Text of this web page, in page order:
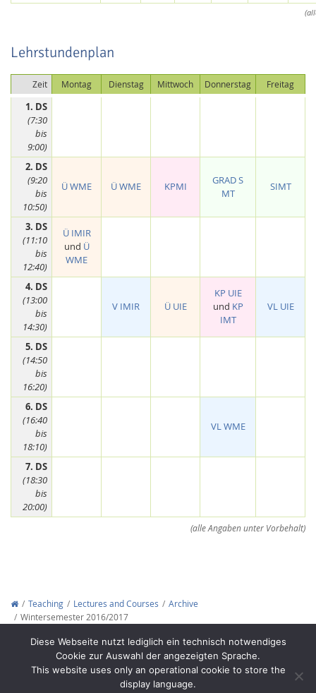
Feeds
Lehrstundenplan
(alle Angaben unter Vorbehalt)
Zeit Montag Dienstag Mittwoch Donnerstag Freitag
1. DS
(7:30
bis
9:00)
2. DS
(9:20
bis
10:50)
Ü WME Ü WME KPMI
GRAD S
MT
SIMT
3. DS
(11:10
bis
12:40)
Ü IMIR
und Ü
WME
4. DS
(13:00
bis
14:30)
V IMIR Ü UIE
KP UIE
und KP
IMT
VL UIE
5. DS
(14:50
bis
16:20)
6. DS
(16:40
bis
18:10)
VL WME
7. DS
(18:30
bis
20:00)
Teaching Lectures and Courses
Archive
Wintersemester 2016/2017
Diese Webseite nutzt lediglich ein technisch notwendiges
Cookie zur Auswahl der angezeigten Sprache.
This website uses only an operational cookie to store the
display language.